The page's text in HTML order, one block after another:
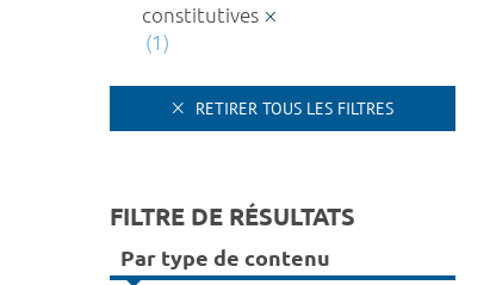
constitutives
(1)
RETIRER TOUS LES FILTRES
FILTRE DE RÉSULTATS
Par type de contenu